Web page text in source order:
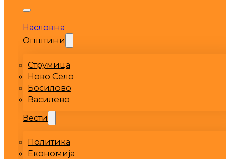
Насловна
Општини
Струмица
Ново Село
Босилово
Василево
Вести
Политика
Економија